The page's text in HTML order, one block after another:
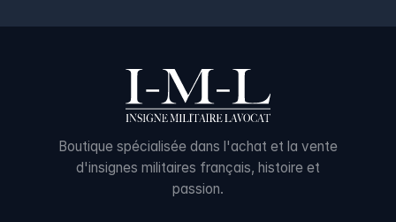
Boutique spécialisée dans l'achat et la vente
d'insignes militaires français, histoire et
passion.